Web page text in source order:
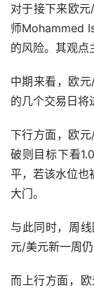
对于接下来欧
师Mohammed
的风险。其观点
中期来看，欧
的几个交易日将
下行方面，欧
破则目标下看
平，若该水位也
大门。
与此同时，周
元/美元新一周
而上行方面，